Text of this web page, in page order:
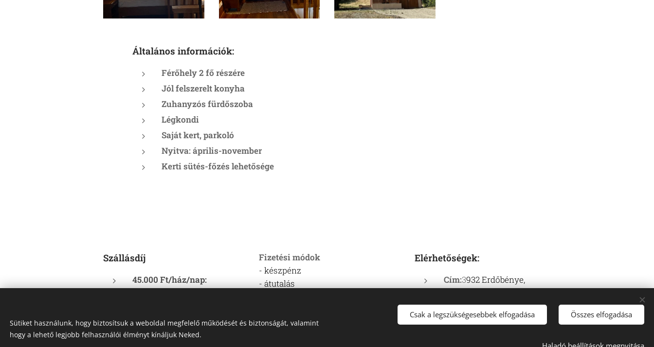
Általános információk:
Férőhely 2 fő részére
Jól felszerelt konyha
Zuhanyzós fürdőszoba
Légkondi
Saját kert, parkoló
Nyitva: április-november
Kerti sütés-főzés lehetősége
Szállásdíj
45.000 Ft/ház/nap:
Előleg:a szállásdíj 30%-a
Fizetési módok
- készpénz
- átutalás
Távozás:
Elérhetőségek:
Cím:3932 Erdőbénye,
Telefonszám:+36 30 561
3423, +36 30 240 1251
Sütiket használunk, hogy biztosítsuk a weboldal megfelelő működését és biztonságát, valamint
hogy a lehető legjobb felhasználói élményt kínáljuk Neked.
Csak a legszükségesebbek elfogadása Összes elfogadása